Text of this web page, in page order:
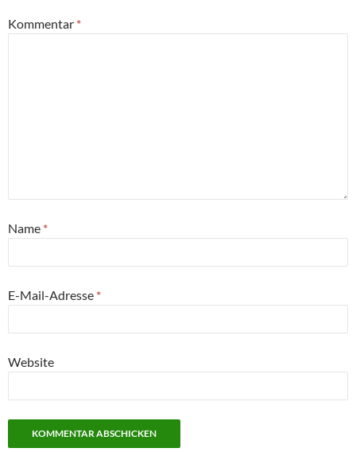
Kommentar *
Name *
E-Mail-Adresse *
Website